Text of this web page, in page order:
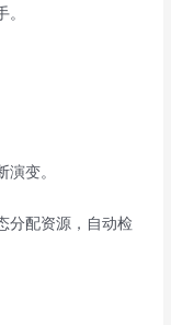
变。
分配资源，自动检